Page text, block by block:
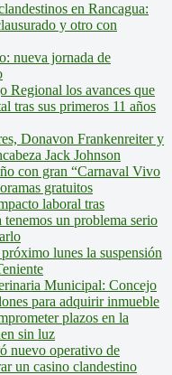
en Rancagua:
y otro con
nueva jornada de
Regional los avances que
tras sus primeros 11 años
Donavon Frankenreiter y
Jack Johnson
con gran “Carnaval Vivo
gratuitos
laboral tras
un problema serio
lunes la suspensión
Municipal: Concejo
para adquirir inmueble
plazos en la
sin luz
nuevo operativo de
un casino clandestino